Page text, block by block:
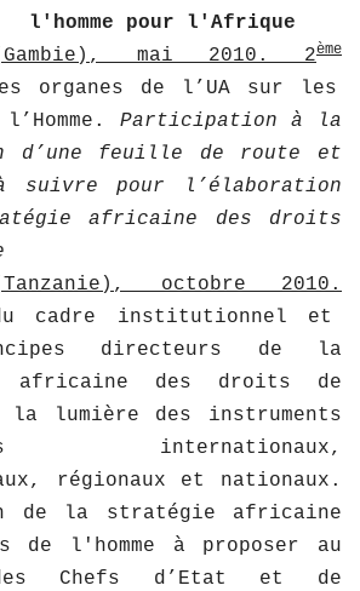
l'homme pour l'Afrique
mai 2010. 2ème
organes de l’UA sur les
Participation à la
d’une feuille de route et
suivre pour l’élaboration
africaine des droits
octobre 2010.
cadre institutionnel et
directeurs de la
africaine des droits de
la lumière des instruments
internationaux,
régionaux et nationaux.
de la stratégie africaine
de l'homme à proposer au
des Chefs d’Etat et de